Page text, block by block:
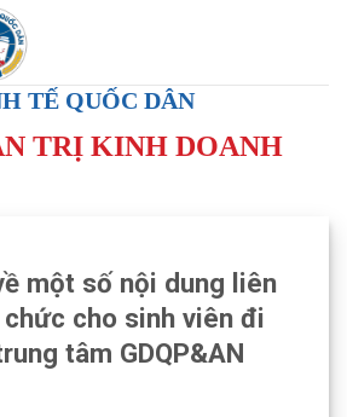
TẾ QUỐC DÂN
TRỊ KINH DOANH
một số nội dung liên
cho sinh viên đi
tâm GDQP&AN